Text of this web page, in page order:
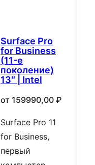
Surface Pro
for Business
(11-е
поколение)
13″ | Intel
от 159990,00 ₽
Surface Pro 11
for Business,
первый